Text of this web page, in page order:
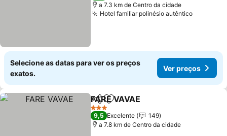
a 7.3 km de Centro da cidade
Hotel familiar polinésio autêntico
Selecione as datas para ver os preços
exatos.
Ver preços
PartilharAdicionar aos favoritos
FARE VAVAE
3 Estrelas
9,5 Excelente
149
a 7.8 km de Centro da cidade